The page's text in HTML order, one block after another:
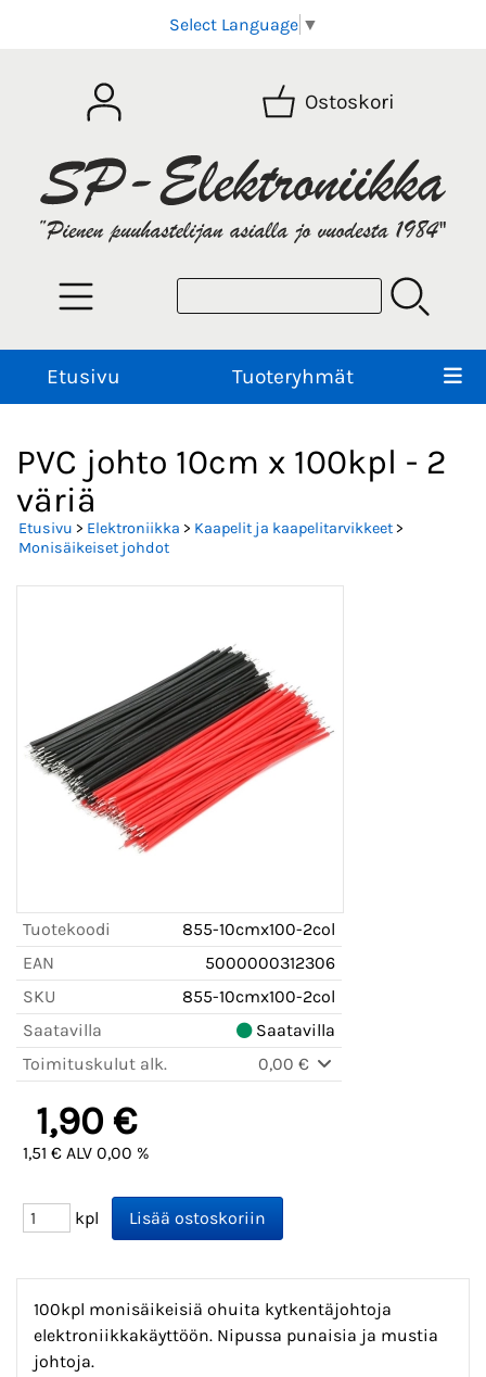
Select Language ▼
Ostoskori
Etusivu Tuoteryhmät
PVC johto 10cm x 100kpl - 2
väriä
Etusivu > Elektroniikka > Kaapelit ja kaapelitarvikkeet>
Monisäikeiset johdot
Tuotekoodi
855-10cmx100-2col
EAN
5000000312306
SKU
855-10cmx100-2col
Saatavilla
Saatavilla
Toimituskulut alk.
0,00 €
1,90 €
1,51 € ALV 0,00 %
kpl
100kpl monisäikeisiä ohuita kytkentäjohtoja
elektroniikkakäyttöön. Nipussa punaisia ja mustia
johtoja.